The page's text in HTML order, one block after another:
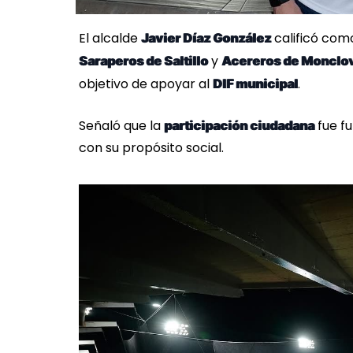
El alcalde Javier Díaz Gonzálezcalificó
Saraperos de Saltilloy Acereros de
objetivo de apoyar al DIF municipal.
Señaló que la participación ciudadanafue
con su propósito social.